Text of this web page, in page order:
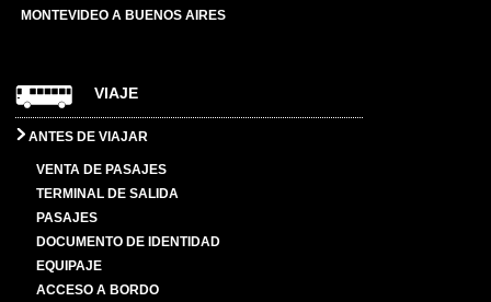
MONTEVIDEO A BUENOS AIRES
VIAJE
ANTES DE VIAJAR
VENTA DE PASAJES
TERMINAL DE SALIDA
PASAJES
DOCUMENTO DE IDENTIDAD
EQUIPAJE
ACCESO A BORDO